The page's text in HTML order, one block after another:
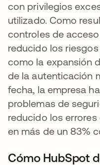
con privilegios
utilizado. Como
controles de
reducido los
como la expansión
de la autenticación
fecha, la empresa
problemas de
reducido los
en más de un 83%
Cómo HubSpot